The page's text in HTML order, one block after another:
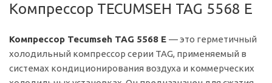
Компрессор TECUMSEH TAG 5568 E
Компрессор Tecumseh TAG 5568 E — это герметичный
холодильный компрессор серии TAG, применяемый в
системах кондиционирования воздуха и коммерческих